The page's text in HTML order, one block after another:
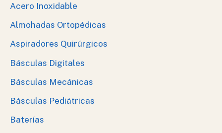
Acero Inoxidable
Almohadas Ortopédicas
Aspiradores Quirúrgicos
Básculas Digitales
Básculas Mecánicas
Básculas Pediátricas
Baterías